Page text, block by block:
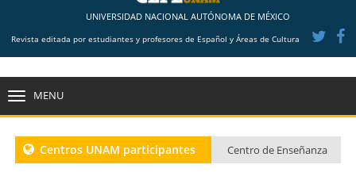
UNIVERSIDAD NACIONAL AUTÓNOMA DE MÉXICO
Revista editada por estudiantes y profesores de Español y Áreas de Cultura
MENU
Centros UNAM participantes
Centro de Enseñanza